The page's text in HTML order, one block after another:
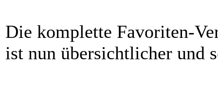
Die komplette Favoriten-
ist nun übersichtlicher und